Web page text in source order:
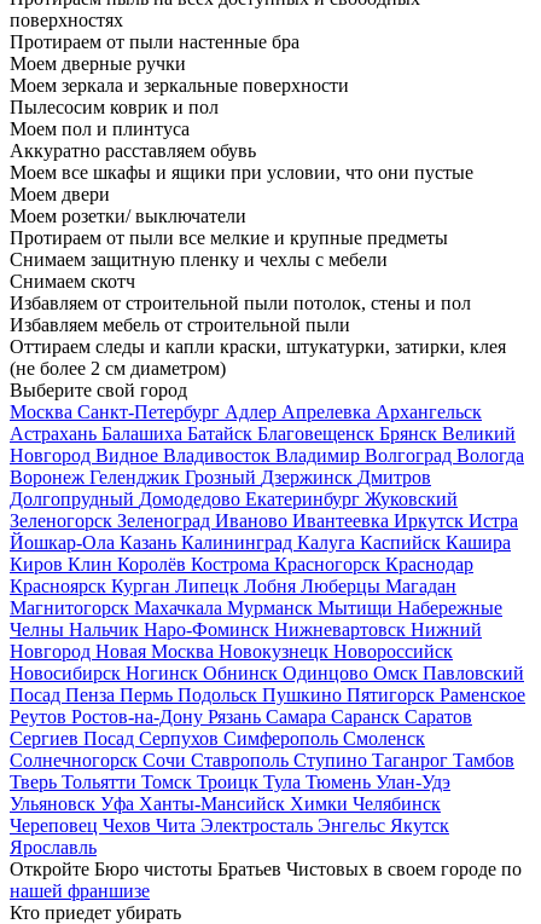
поверхностях
Протираем от пыли настенные бра
Моем дверные ручки
Моем зеркала и зеркальные поверхности
Пылесосим коврик и пол
Моем пол и плинтуса
Аккуратно расставляем обувь
Моем все шкафы и ящики при условии, что они пустые
Моем двери
Моем розетки/ выключатели
Протираем от пыли все мелкие и крупные предметы
Снимаем защитную пленку и чехлы с мебели
Снимаем скотч
Избавляем от строительной пыли потолок, стены и пол
Избавляем мебель от строительной пыли
Оттираем следы и капли краски, штукатурки, затирки, клея
(не более 2 см диаметром)
Выберите свой город
Москва Санкт-Петербург Адлер Апрелевка Архангельск
Астрахань Балашиха Батайск Благовещенск Брянск Великий
Новгород Видное Владивосток Владимир Волгоград Вологда
Воронеж Геленджик Грозный Дзержинск Дмитров
Долгопрудный Домодедово Екатеринбург Жуковский
Зеленогорск Зеленоград Иваново Ивантеевка Иркутск Истра
Йошкар-Ола Казань Калининград Калуга Каспийск Кашира
Киров Клин Королёв Кострома Красногорск Краснодар
Красноярск Курган Липецк Лобня Люберцы Магадан
Магнитогорск Махачкала Мурманск Мытищи Набережные
Челны Нальчик Наро-Фоминск Нижневартовск Нижний
Новгород Новая Москва Новокузнецк Новороссийск
Новосибирск Ногинск Обнинск Одинцово Омск Павловский
Посад Пенза Пермь Подольск Пушкино Пятигорск Раменское
Реутов Ростов-на-Дону Рязань Самара Саранск Саратов
Сергиев Посад Серпухов Симферополь Смоленск
Солнечногорск Сочи Ставрополь Ступино Таганрог Тамбов
Тверь Тольятти Томск Троицк Тула Тюмень Улан-Удэ
Ульяновск Уфа Ханты-Мансийск Химки Челябинск
Череповец Чехов Чита Электросталь Энгельс Якутск
Ярославль
Откройте Бюро чистоты Братьев Чистовых в своем городе по
нашей франшизе
Кто приедет убирать